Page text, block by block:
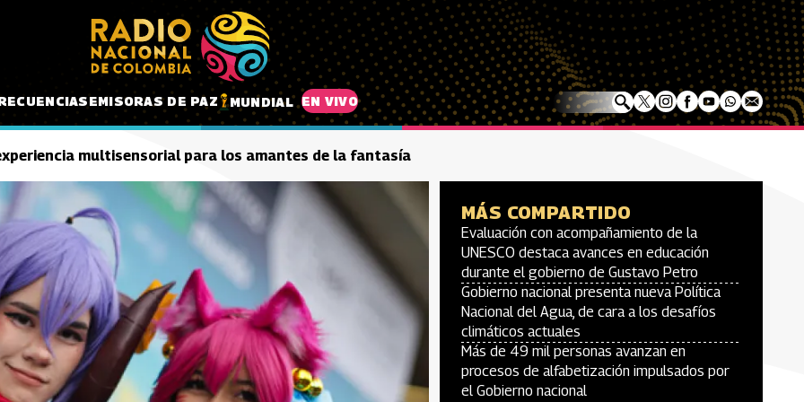
EMISORAS DE PAZ MUNDIAL EN VIVO
multisensorial para los amantes de la fantasía
MÁS COMPARTIDO
Evaluación con acompañamiento de la
UNESCO destaca avances en educación
durante el gobierno de Gustavo Petro
Gobierno nacional presenta nueva Política
Nacional del Agua, de cara a los desafíos
climáticos actuales
Más de 49 mil personas avanzan en
procesos de alfabetización impulsados por
el Gobierno nacional